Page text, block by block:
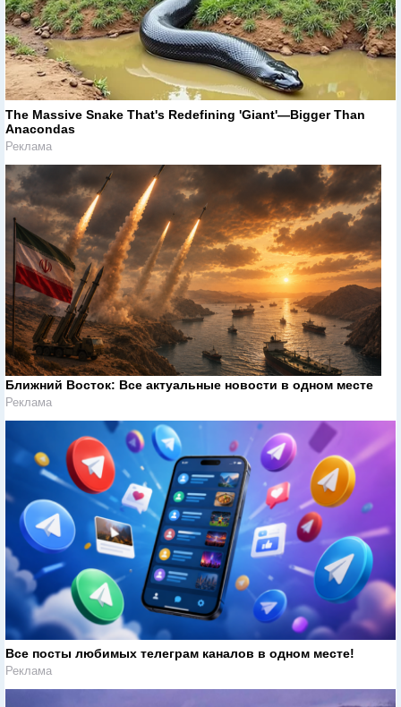
The Massive Snake That's Redefining 'Giant'—Bigger Than
Anacondas
Реклама
Ближний Восток: Все актуальные новости в одном месте
Реклама
Все посты любимых телеграм каналов в одном месте!
Реклама